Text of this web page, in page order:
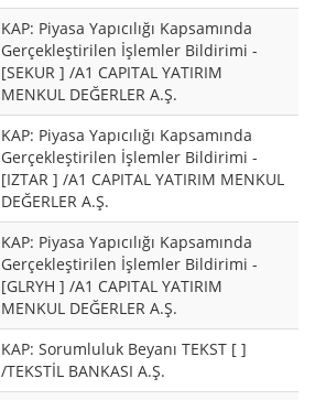
KAP: Piyasa Yapıcılığı Kapsamında
Gerçekleştirilen İşlemler Bildirimi -
[SEKUR ] /A1 CAPITAL YATIRIM
MENKUL DEĞERLER A.Ş.
KAP: Piyasa Yapıcılığı Kapsamında
Gerçekleştirilen İşlemler Bildirimi -
[IZTAR ] /A1 CAPITAL YATIRIM MENKUL
DEĞERLER A.Ş.
KAP: Piyasa Yapıcılığı Kapsamında
Gerçekleştirilen İşlemler Bildirimi -
[GLRYH ] /A1 CAPITAL YATIRIM
MENKUL DEĞERLER A.Ş.
KAP: Sorumluluk Beyanı TEKST [ ]
/TEKSTİL BANKASI A.Ş.